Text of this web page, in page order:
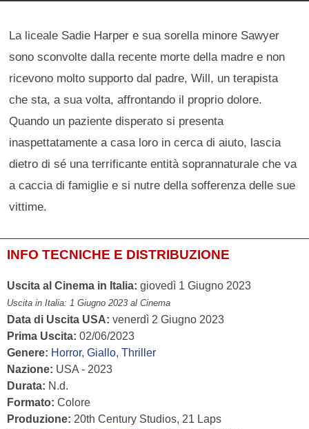
La liceale Sadie Harper e sua sorella minore Sawyer
sono sconvolte dalla recente morte della madre e non
ricevono molto supporto dal padre, Will, un terapista
che sta, a sua volta, affrontando il proprio dolore.
Quando un paziente disperato si presenta
inaspettatamente a casa loro in cerca di aiuto, lascia
dietro di sé una terrificante entità soprannaturale che va
a caccia di famiglie e si nutre della sofferenza delle sue
vittime.
INFO TECNICHE E DISTRIBUZIONE
Uscita al Cinema in Italia: giovedì 1 Giugno 2023
Uscita in Italia: 1 Giugno 2023 al Cinema
Data di Uscita USA: venerdì 2 Giugno 2023
Prima Uscita: 02/06/2023
Genere: Horror, Giallo, Thriller
Nazione: USA - 2023
Durata: N.d.
Formato: Colore
Produzione: 20th Century Studios, 21 Laps